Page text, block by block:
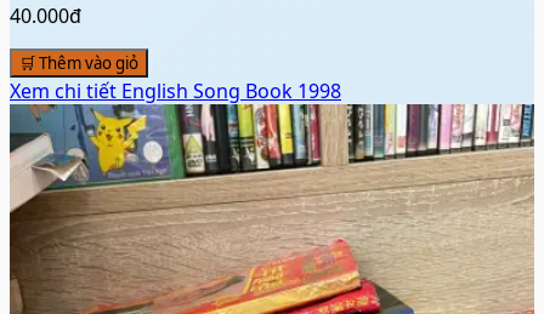
40.000đ
🛒 Thêm vào giỏ
Xem chi tiết English Song Book 1998